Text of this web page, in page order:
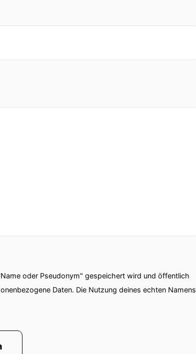
oder Pseudonym" gespeichert wird und öffentlich
Daten. Die Nutzung deines echten Namens